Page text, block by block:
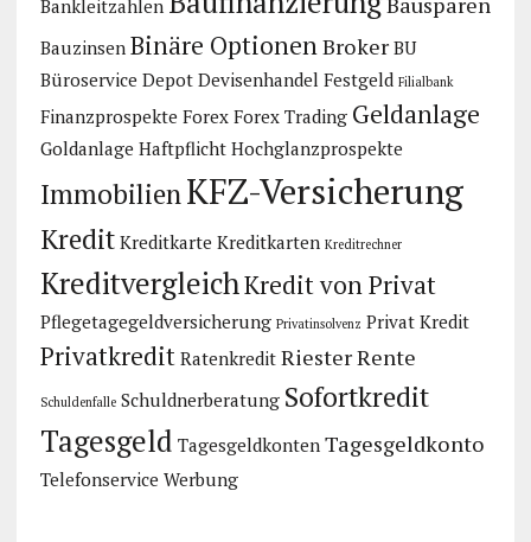
Bankleitzahlen
Bauzinsen Binäre OptionenBroker BU
Büroservice Depot Devisenhandel Festgeld Filialbank
Finanzprospekte Forex Forex Trading Geldanlage
Goldanlage Haftpflicht Hochglanzprospekte
ImmobilienKFZ-Versicherung
Kredit Kreditkarte Kreditkarten Kreditrechner
KreditvergleichKredit von Privat
Pflegetagegeldversicherung Privatinsolvenz Privat Kredit
Privatkredit Ratenkredit Riester Rente
Schuldenfalle Schuldnerberatung Sofortkredit
Tagesgeld Tagesgeldkonten Tagesgeldkonto
Telefonservice Werbung